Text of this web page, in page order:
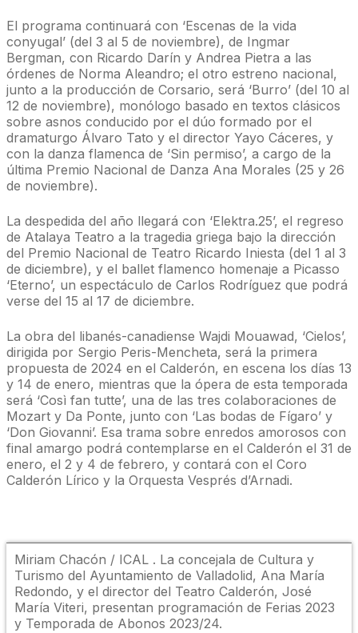
El programa continuará con ‘Escenas de la vida
conyugal’ (del 3 al 5 de noviembre), de Ingmar
Bergman, con Ricardo Darín y Andrea Pietra a las
órdenes de Norma Aleandro; el otro estreno nacional,
junto a la producción de Corsario, será ‘Burro’ (del 10 al
12 de noviembre), monólogo basado en textos clásicos
sobre asnos conducido por el dúo formado por el
dramaturgo Álvaro Tato y el director Yayo Cáceres, y
con la danza flamenca de ‘Sin permiso’, a cargo de la
última Premio Nacional de Danza Ana Morales (25 y 26
de noviembre).
La despedida del año llegará con ‘Elektra.25’, el regreso
de Atalaya Teatro a la tragedia griega bajo la dirección
del Premio Nacional de Teatro Ricardo Iniesta (del 1 al 3
de diciembre), y el ballet flamenco homenaje a Picasso
‘Eterno’, un espectáculo de Carlos Rodríguez que podrá
verse del 15 al 17 de diciembre.
La obra del libanés-canadiense Wajdi Mouawad, ‘Cielos’,
dirigida por Sergio Peris-Mencheta, será la primera
propuesta de 2024 en el Calderón, en escena los días 13
y 14 de enero, mientras que la ópera de esta temporada
será ‘Così fan tutte’, una de las tres colaboraciones de
Mozart y Da Ponte, junto con ‘Las bodas de Fígaro’ y
‘Don Giovanni’. Esa trama sobre enredos amorosos con
final amargo podrá contemplarse en el Calderón el 31 de
enero, el 2 y 4 de febrero, y contará con el Coro
Calderón Lírico y la Orquesta Vesprés d’Arnadi.
Miriam Chacón / ICAL . La concejala de Cultura y
Turismo del Ayuntamiento de Valladolid, Ana María
Redondo, y el director del Teatro Calderón, José
María Viteri, presentan programación de Ferias 2023
y Temporada de Abonos 2023/24.